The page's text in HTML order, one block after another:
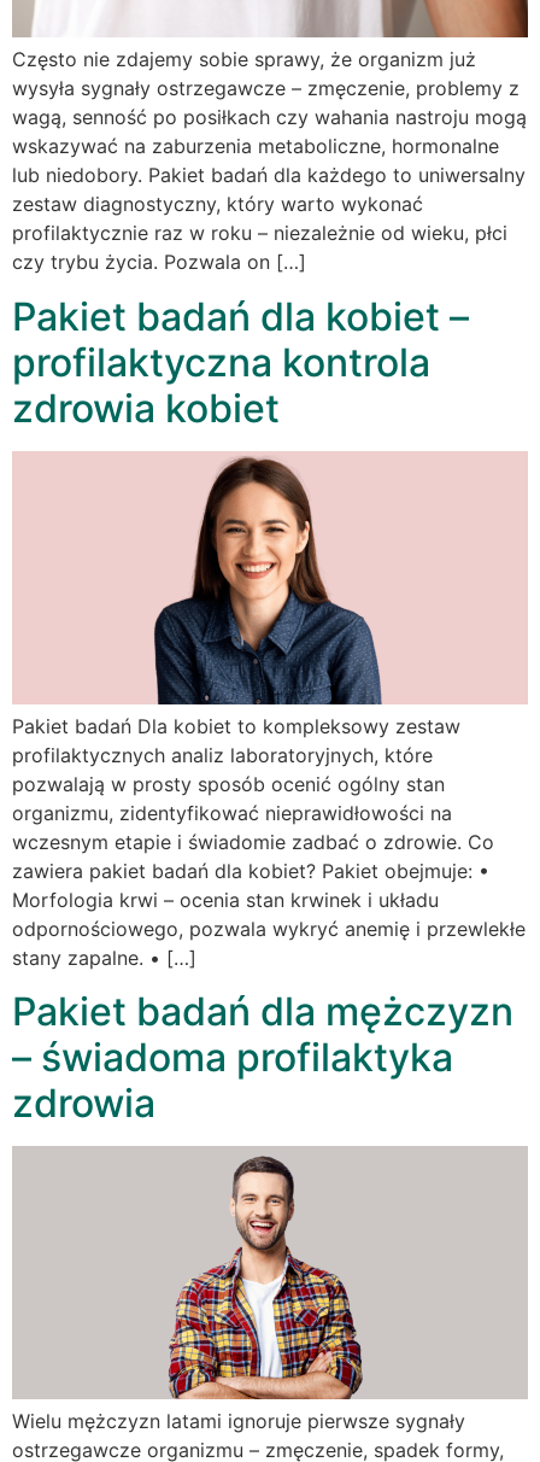
Często nie zdajemy sobie sprawy, że organizm już
wysyła sygnały ostrzegawcze – zmęczenie, problemy z
wagą, senność po posiłkach czy wahania nastroju mogą
wskazywać na zaburzenia metaboliczne, hormonalne
lub niedobory. Pakiet badań dla każdego to uniwersalny
zestaw diagnostyczny, który warto wykonać
profilaktycznie raz w roku – niezależnie od wieku, płci
czy trybu życia. Pozwala on […]
Pakiet badań dla kobiet –
profilaktyczna kontrola
zdrowia kobiet
Pakiet badań Dla kobiet to kompleksowy zestaw
profilaktycznych analiz laboratoryjnych, które
pozwalają w prosty sposób ocenić ogólny stan
organizmu, zidentyfikować nieprawidłowości na
wczesnym etapie i świadomie zadbać o zdrowie. Co
zawiera pakiet badań dla kobiet? Pakiet obejmuje: •
Morfologia krwi – ocenia stan krwinek i układu
odpornościowego, pozwala wykryć anemię i przewlekłe
stany zapalne. • […]
Pakiet badań dla mężczyzn
– świadoma profilaktyka
zdrowia
Wielu mężczyzn latami ignoruje pierwsze sygnały
ostrzegawcze organizmu – zmęczenie, spadek formy,